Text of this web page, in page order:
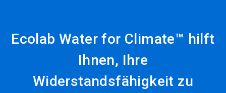
Ecolab Water for Climate™ hilft
Ihnen, Ihre
Widerstandsfähigkeit zu